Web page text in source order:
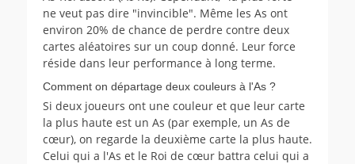
ne veut pas dire "invincible". Même les As ont
environ 20% de chance de perdre contre deux
cartes aléatoires sur un coup donné. Leur force
réside dans leur performance à long terme.
Comment on départage deux couleurs à l'As ?
Si deux joueurs ont une couleur et que leur carte
la plus haute est un As (par exemple, un As de
cœur), on regarde la deuxième carte la plus haute.
Celui qui a l'As et le Roi de cœur battra celui qui a